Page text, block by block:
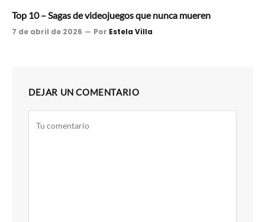
Top 10 – Sagas de videojuegos que nunca mueren
7 de abril de 2026 Por Estela Villa
DEJAR UN COMENTARIO